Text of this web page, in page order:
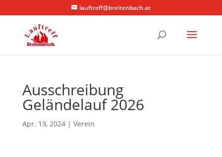
lauftreff@breitenbach.at
Ausschreibung
Geländelauf 2026
Apr. 13, 2024| Verein